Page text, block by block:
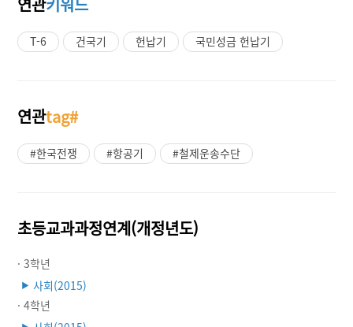
T-6 건국기 헌납기 국민성금 헌납기
연관tag#
#한국전쟁 #항공기 #철제운송수단
초등교과과정연계(개정년도)
· 3학년
▶ 사회(2015)
· 4학년